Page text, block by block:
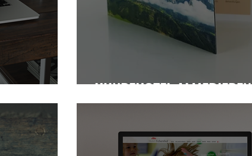
HUNDEHOTEL ALMFRIEDEN